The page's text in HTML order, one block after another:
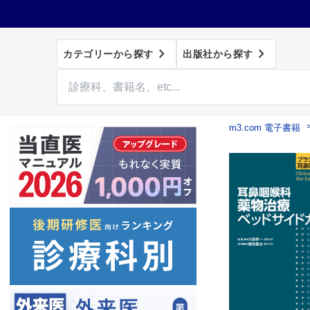
カテゴリーから探す  出版社から探す 
m3.com 電子書籍